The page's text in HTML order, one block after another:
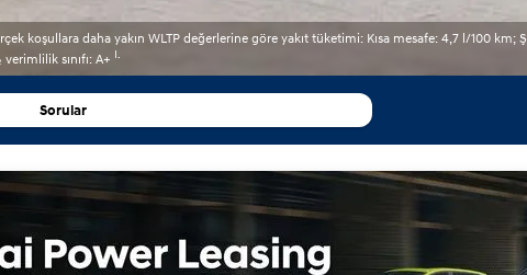
koşullara daha yakın WLTP değerlerine göre yakıt tüketimi: Kısa mesafe: 4,7 l/100
sınıfı: A+ I.
Sorular